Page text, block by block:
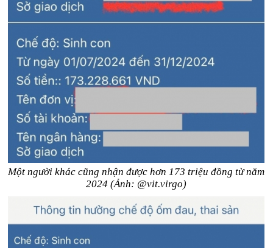
Một người khác cũng nhận được hơn 173 triệu đồng từ năm
2024 (Ảnh: @vit.virgo)